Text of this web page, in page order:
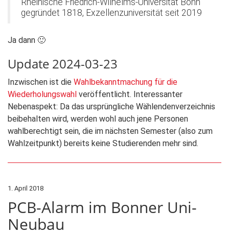
gegründet 1818, Exzellenzuniversität seit 2019
Ja dann 🙂
Update 2024-03-23
Inzwischen ist die Wahlbekanntmachung für die
Wiederholungswahl veröffentlicht. Interessanter
Nebenaspekt: Da das ursprüngliche Wählendenverzeichnis
beibehalten wird, werden wohl auch jene Personen
wahlberechtigt sein, die im nächsten Semester (also zum
Wahlzeitpunkt) bereits keine Studierenden mehr sind.
1. April 2018
PCB-Alarm im Bonner Uni-
Neubau